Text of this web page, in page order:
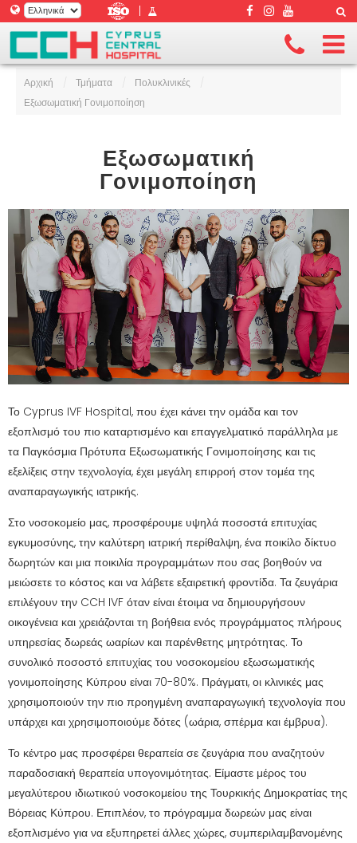
Αρχική / Τμήματα / Πολυκλινικές
/
Εξωσωματική Γονιμοποίηση
Εξωσωματική
Γονιμοποίηση
Το Cyprus IVF Hospital, που έχει κάνει την ομάδα και τον
εξοπλισμό του πιο καταρτισμένο και επαγγελματικό παράλληλα με
τα Παγκόσμια Πρότυπα Εξωσωματικής Γονιμοποίησης και τις
εξελίξεις στην τεχνολογία, έχει μεγάλη επιρροή στον τομέα της
αναπαραγωγικής ιατρικής.
Στο νοσοκομείο μας, προσφέρουμε υψηλά ποσοστά επιτυχίας
εγκυμοσύνης, την καλύτερη ιατρική περίθαλψη, ένα ποικίλο δίκτυο
δωρητών και μια ποικιλία προγραμμάτων που σας βοηθούν να
μειώσετε το κόστος και να λάβετε εξαιρετική φροντίδα. Τα ζευγάρια
επιλέγουν την CCH IVF όταν είναι έτοιμα να δημιουργήσουν
οικογένεια και χρειάζονται τη βοήθεια ενός προγράμματος πλήρους
υπηρεσίας δωρεάς ωαρίων και παρένθετης μητρότητας. Το
συνολικό ποσοστό επιτυχίας του νοσοκομείου εξωσωματικής
γονιμοποίησης Κύπρου είναι 70-80%. Πράγματι, οι κλινικές μας
χρησιμοποιούν την πιο προηγμένη αναπαραγωγική τεχνολογία που
υπάρχει και χρησιμοποιούμε δότες (ωάρια, σπέρμα και έμβρυα).
Το κέντρο μας προσφέρει θεραπεία σε ζευγάρια που αναζητούν
παραδοσιακή θεραπεία υπογονιμότητας. Είμαστε μέρος του
μεγαλύτερου ιδιωτικού νοσοκομείου της Τουρκικής Δημοκρατίας της
Βόρειας Κύπρου. Επιπλέον, το πρόγραμμα δωρεών μας είναι
εξοπλισμένο για να εξυπηρετεί άλλες χώρες, συμπεριλαμβανομένης